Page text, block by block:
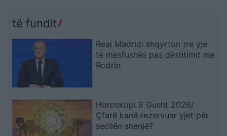
të fundit
Real Madridi shqyrton tre yje
të mesfushës pas dështimit me
Rodrin
Horoskopi 8 Gusht 2026/
Çfarë kanë rezervuar yjet për
secilën shenjë?